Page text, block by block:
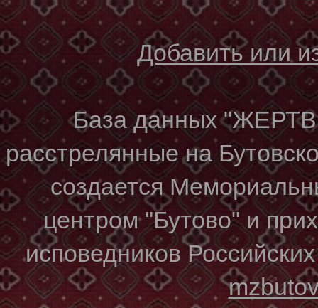
Добавить или
База данных
расстрелянные на
создается
центром "Бутово" и
исповедников